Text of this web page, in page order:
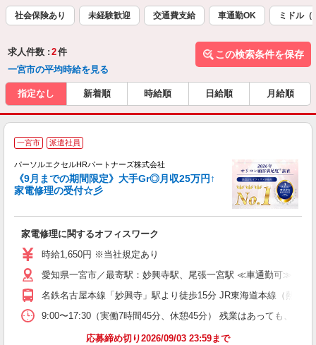
社会保険あり 未経験歓迎 交通費支給 車通勤OK ミドル
求人件数 : 2件
一宮市の平均時給を見る
この検索条件を保存
指定なし 新着順 時給順 日給順 月給順
一宮市 派遣社員
パーソルエクセルHRパートナーズ株式会社
《9月までの期間限定》大手Gr◎月収25万円↑
家電修理の受付☆彡
家電修理に関するオフィスワーク
時給1,650円 ※当社規定あり
愛知県一宮市／最寄駅：妙興寺駅、尾張一宮駅 ≪車通勤可≫ ※敷
名鉄名古屋本線「妙興寺」駅より徒歩15分 JR東海道本線（熱海
9:00〜17:30（実働7時間45分、休憩45分） 残業はあっても、
応募締め切り2026/09/03 23:59まで